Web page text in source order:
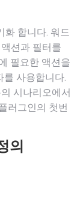
화 합니다. 워드
션과 필터를
필요한 액션을
사용합니다.
시나리오에서
러그인의 첫번
의